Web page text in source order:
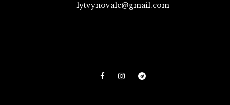
lytvynovale@gmail.com